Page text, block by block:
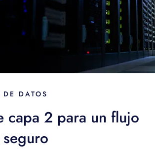
DE DATOS
capa 2 para un flujo